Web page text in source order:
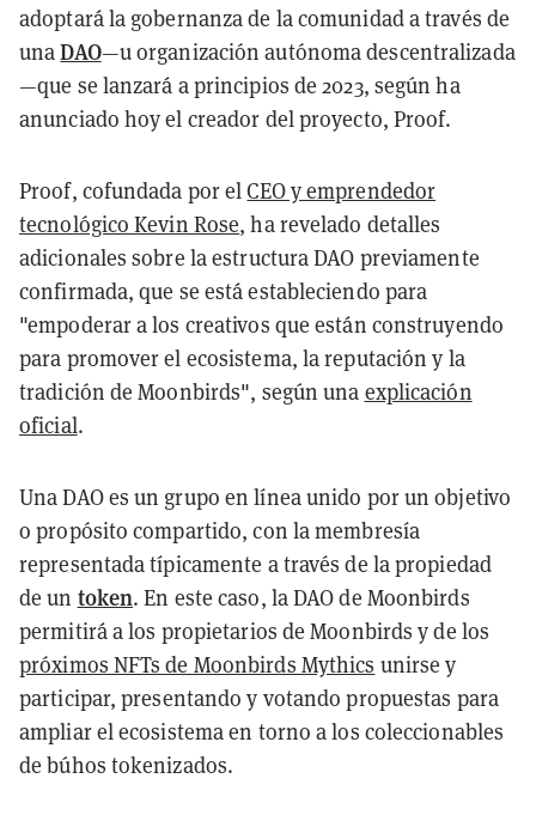
adoptará la gobernanza de la comunidad a través de
unaDAO—u organización autónoma descentralizada
—que se lanzará a principios de 2023, según ha
anunciado hoy el creador del proyecto, Proof.
Proof, cofundada por elCEO y emprendedor
tecnológico Kevin Rose, ha revelado detalles
adicionales sobre la estructura DAO previamente
confirmada, que se está estableciendo para
"empoderar a los creativos que están construyendo
para promover el ecosistema, la reputación y la
tradición de Moonbirds", según una explicación
oficial.
Una DAO es un grupo en línea unido por un objetivo
o propósito compartido, con la membresía
representada típicamente a través de la propiedad
de un token. En este caso, la DAO de Moonbirds
permitirá a los propietarios de Moonbirds y de los
próximos NFTs de Moonbirds Mythics unirse y
participar, presentando y votando propuestas para
ampliar el ecosistema en torno a los coleccionables
de búhos tokenizados.